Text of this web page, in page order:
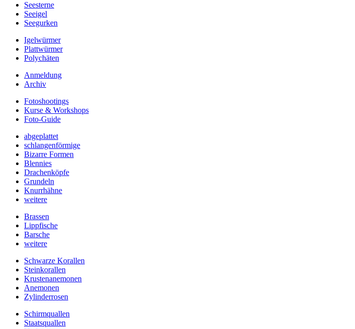
Seesterne
Seeigel
Seegurken
Igelwürmer
Plattwürmer
Polychäten
Anmeldung
Archiv
Fotoshootings
Kurse & Workshops
Foto-Guide
abgeplattet
schlangenförmige
Bizarre Formen
Blennies
Drachenköpfe
Grundeln
Knurrhähne
weitere
Brassen
Lippfische
Barsche
weitere
Schwarze Korallen
Steinkorallen
Krustenanemonen
Anemonen
Zylinderrosen
Schirmquallen
Staatsquallen